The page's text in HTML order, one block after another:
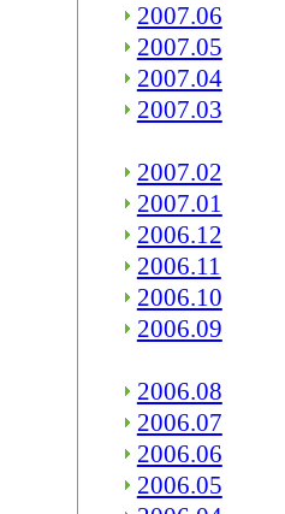
2007.06
2007.05
2007.04
2007.03
2007.02
2007.01
2006.12
2006.11
2006.10
2006.09
2006.08
2006.07
2006.06
2006.05